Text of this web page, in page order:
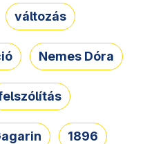
változás
Nemes Dóra
1896